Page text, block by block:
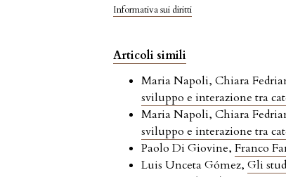
Informativa sui diritti
Articoli simili
Maria Napoli, Chiara
sviluppo e interazione tra
Maria Napoli, Chiara
sviluppo e interazione tra
Paolo Di Giovine,Franco
Luis Unceta Gómez,Gli